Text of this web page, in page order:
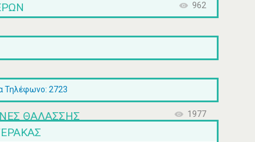
Τηλέφωνο: 2723
962
ΘΑΛΑΣΣΗΣ
1977